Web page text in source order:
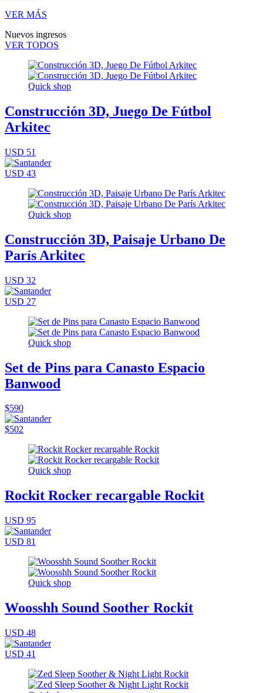
VER MÁS
Nuevos ingresos
VER TODOS
Quick shop
Construcción 3D, Juego De Fútbol
Arkitec
USD 51
USD 43
Quick shop
Construcción 3D, Paisaje Urbano De
París Arkitec
USD 32
USD 27
Quick shop
Set de Pins para Canasto Espacio
Banwood
$590
$502
Quick shop
Rockit Rocker recargable Rockit
USD 95
USD 81
Quick shop
Woosshh Sound Soother Rockit
USD 48
USD 41